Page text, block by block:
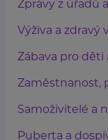
Zprávy z úřadů
Výživa a zdravý
Zábava pro děti
Zaměstnanost,
Samoživitelé a
Puberta a